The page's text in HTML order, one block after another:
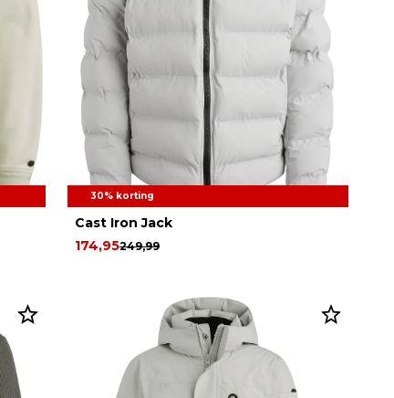
30% korting
Cast Iron Jack
249,99
174,95